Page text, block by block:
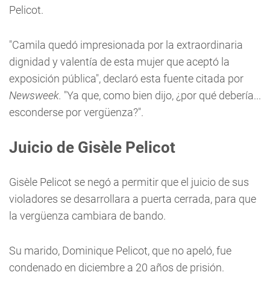
Pelicot.
"Camila quedó impresionada por la extraordinaria
dignidad y valentía de esta mujer que aceptó la
exposición pública", declaró esta fuente citada por
Newsweek. "Ya que, como bien dijo, ¿por qué debería...
esconderse por vergüenza?".
Juicio de Gisèle Pelicot
Gisèle Pelicot se negó a permitir que el juicio de sus
violadores se desarrollara a puerta cerrada, para que
la vergüenza cambiara de bando.
Su marido, Dominique Pelicot, que no apeló, fue
condenado en diciembre a 20 años de prisión.